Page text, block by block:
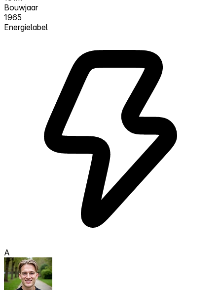
Bouwjaar
1965
Energielabel
A